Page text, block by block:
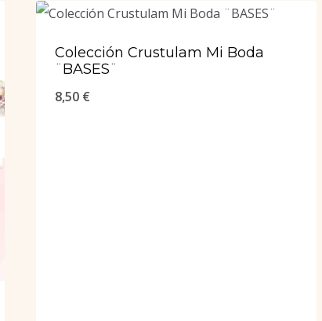
Colección Crustulam Mi Boda
¨BASES¨
8,50 €